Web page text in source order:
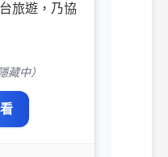
旅遊，乃協
藏中）